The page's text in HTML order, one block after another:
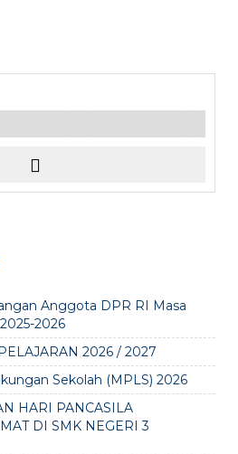
Anggota DPR RI Masa
2026
2026 / 2027
Sekolah (MPLS) 2026
HARI PANCASILA
DI SMK NEGERI 3